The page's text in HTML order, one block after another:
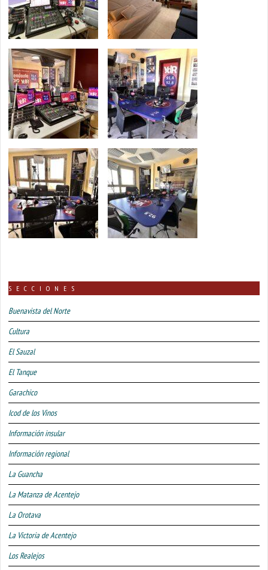
SECCIONES
Buenavista del Norte
Cultura
El Sauzal
El Tanque
Garachico
Icod de los Vinos
Información insular
Información regional
La Guancha
La Matanza de Acentejo
La Orotava
La Victoria de Acentejo
Los Realejos